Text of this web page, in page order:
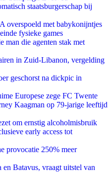
staatsburgerschap bij
overspoeld met babykonijntjes
fysieke games
man die agenten stak met
in Zuid-Libanon, vergelding
geschorst na dickpic in
Europese zege FC Twente
Kaagman op 79-jarige leeftijd
om ernstig alcoholmisbruik
early access tot
provocatie 250% meer
Batavus, vraagt uitstel van